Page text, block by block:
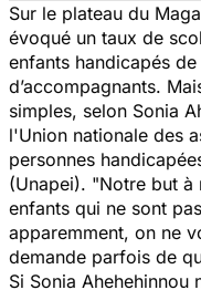
Sur le plateau du
évoqué un taux de
enfants handicapés
d’accompagnants.
simples, selon Sonia
l'Union nationale des
personnes
(Unapei). "Notre but à
enfants qui ne sont
apparemment, on ne
demande parfois de
Si Sonia